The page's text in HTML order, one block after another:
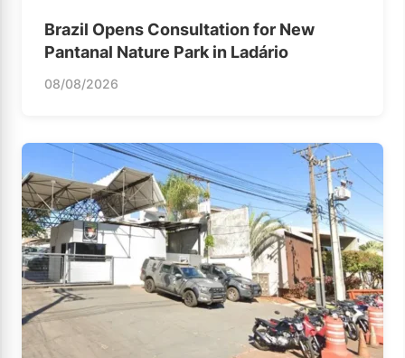
Brazil Opens Consultation for New
Pantanal Nature Park in Ladário
08/08/2026